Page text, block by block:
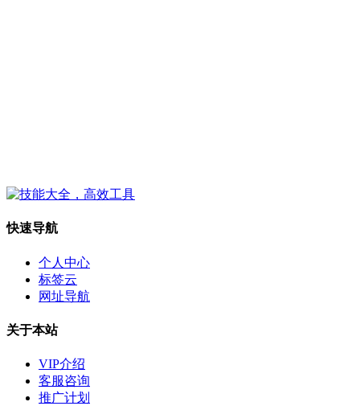
快速导航
个人中心
标签云
网址导航
关于本站
VIP介绍
客服咨询
推广计划